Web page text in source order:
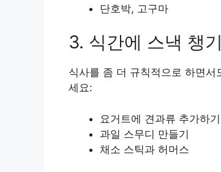
단호박, 고구마
3. 식간에 스낵 챙
식사를 좀 더 규칙적으로 하면
세요:
요거트에 견과류 추가하기
과일 스무디 만들기
채소 스틱과 허머스